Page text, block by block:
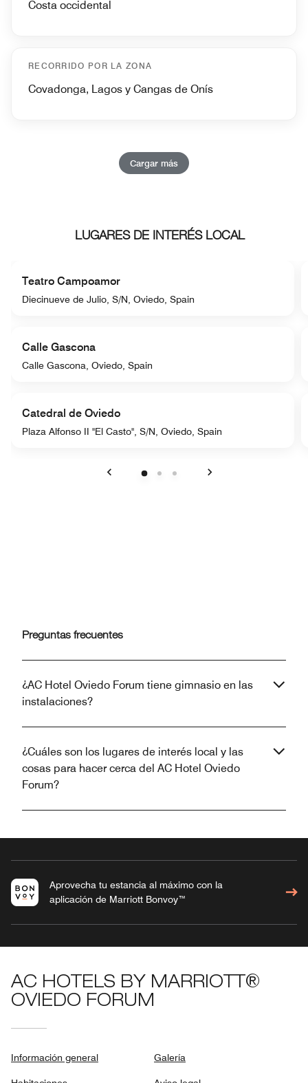
Costa occidental
RECORRIDO POR LA ZONA
Covadonga, Lagos y Cangas de Onís
Cargar más
LUGARES DE INTERÉS LOCAL
Teatro Campoamor
Diecinueve de Julio, S/N, Oviedo, Spain
Calle Gascona
Calle Gascona, Oviedo, Spain
Catedral de Oviedo
Plaza Alfonso II "El Casto", S/N, Oviedo, Spain
Preguntas frecuentes
¿AC Hotel Oviedo Forum tiene gimnasio en las
instalaciones?
¿Cuáles son los lugares de interés local y las
cosas para hacer cerca del AC Hotel Oviedo
Forum?
Aprovecha tu estancia al máximo con la
aplicación de Marriott Bonvoy™
AC HOTELS BY MARRIOTT®
OVIEDO FORUM
Información general Galería